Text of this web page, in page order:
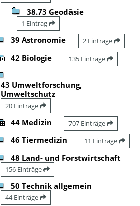
38.73 Geodäsie
1 Eintrag
39 Astronomie 2 Einträge
42 Biologie 135 Einträge
43 Umweltforschung,
Umweltschutz
20 Einträge
44 Medizin 707 Einträge
46 Tiermedizin 11 Einträge
48 Land- und Forstwirtschaft
156 Einträge
50 Technik allgemein
44 Einträge